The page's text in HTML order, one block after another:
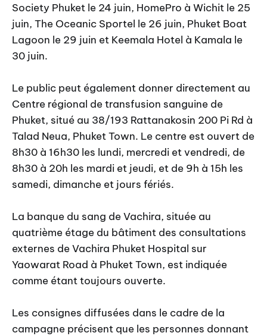
Society Phuket le 24 juin, HomePro à Wichit le 25
juin, The Oceanic Sportel le 26 juin, Phuket Boat
Lagoon le 29 juin et Keemala Hotel à Kamala le
30 juin.
Le public peut également donner directement au
Centre régional de transfusion sanguine de
Phuket, situé au 38/193 Rattanakosin 200 Pi Rd à
Talad Neua, Phuket Town. Le centre est ouvert de
8h30 à 16h30 les lundi, mercredi et vendredi, de
8h30 à 20h les mardi et jeudi, et de 9h à 15h les
samedi, dimanche et jours fériés.
La banque du sang de Vachira, située au
quatrième étage du bâtiment des consultations
externes de Vachira Phuket Hospital sur
Yaowarat Road à Phuket Town, est indiquée
comme étant toujours ouverte.
Les consignes diffusées dans le cadre de la
campagne précisent que les personnes donnant